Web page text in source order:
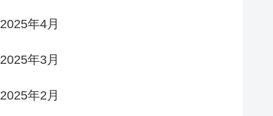
2025年4月
2025年3月
2025年2月